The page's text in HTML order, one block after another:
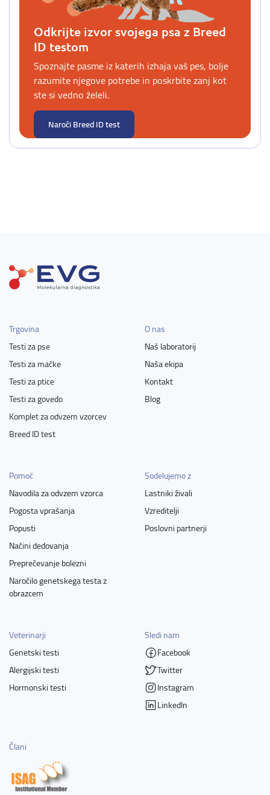
Odkrijte izvor svojega psa z Breed
ID testom
Spoznajte pasme iz katerih izhaja vaš pes, bolje
razumite njegove potrebe in poskrbite zanj kot
ste si vedno želeli.
Naroči Breed ID test
Trgovina
Testi za pse
Testi za mačke
Testi za ptice
Testi za govedo
Komplet za odvzem vzorcev
Breed ID test
O nas
Naš laboratorij
Naša ekipa
Kontakt
Blog
Pomoč
Navodila za odvzem vzorca
Pogosta vprašanja
Popusti
Načini dedovanja
Preprečevanje bolezni
Naročilo genetskega testa z
obrazcem
Sodelujemo z
Lastniki živali
Vzreditelji
Poslovni partnerji
Veterinarji
Genetski testi
Alergijski testi
Hormonski testi
Sledi nam
Facebook
Twitter
Instagram
LinkedIn
Člani